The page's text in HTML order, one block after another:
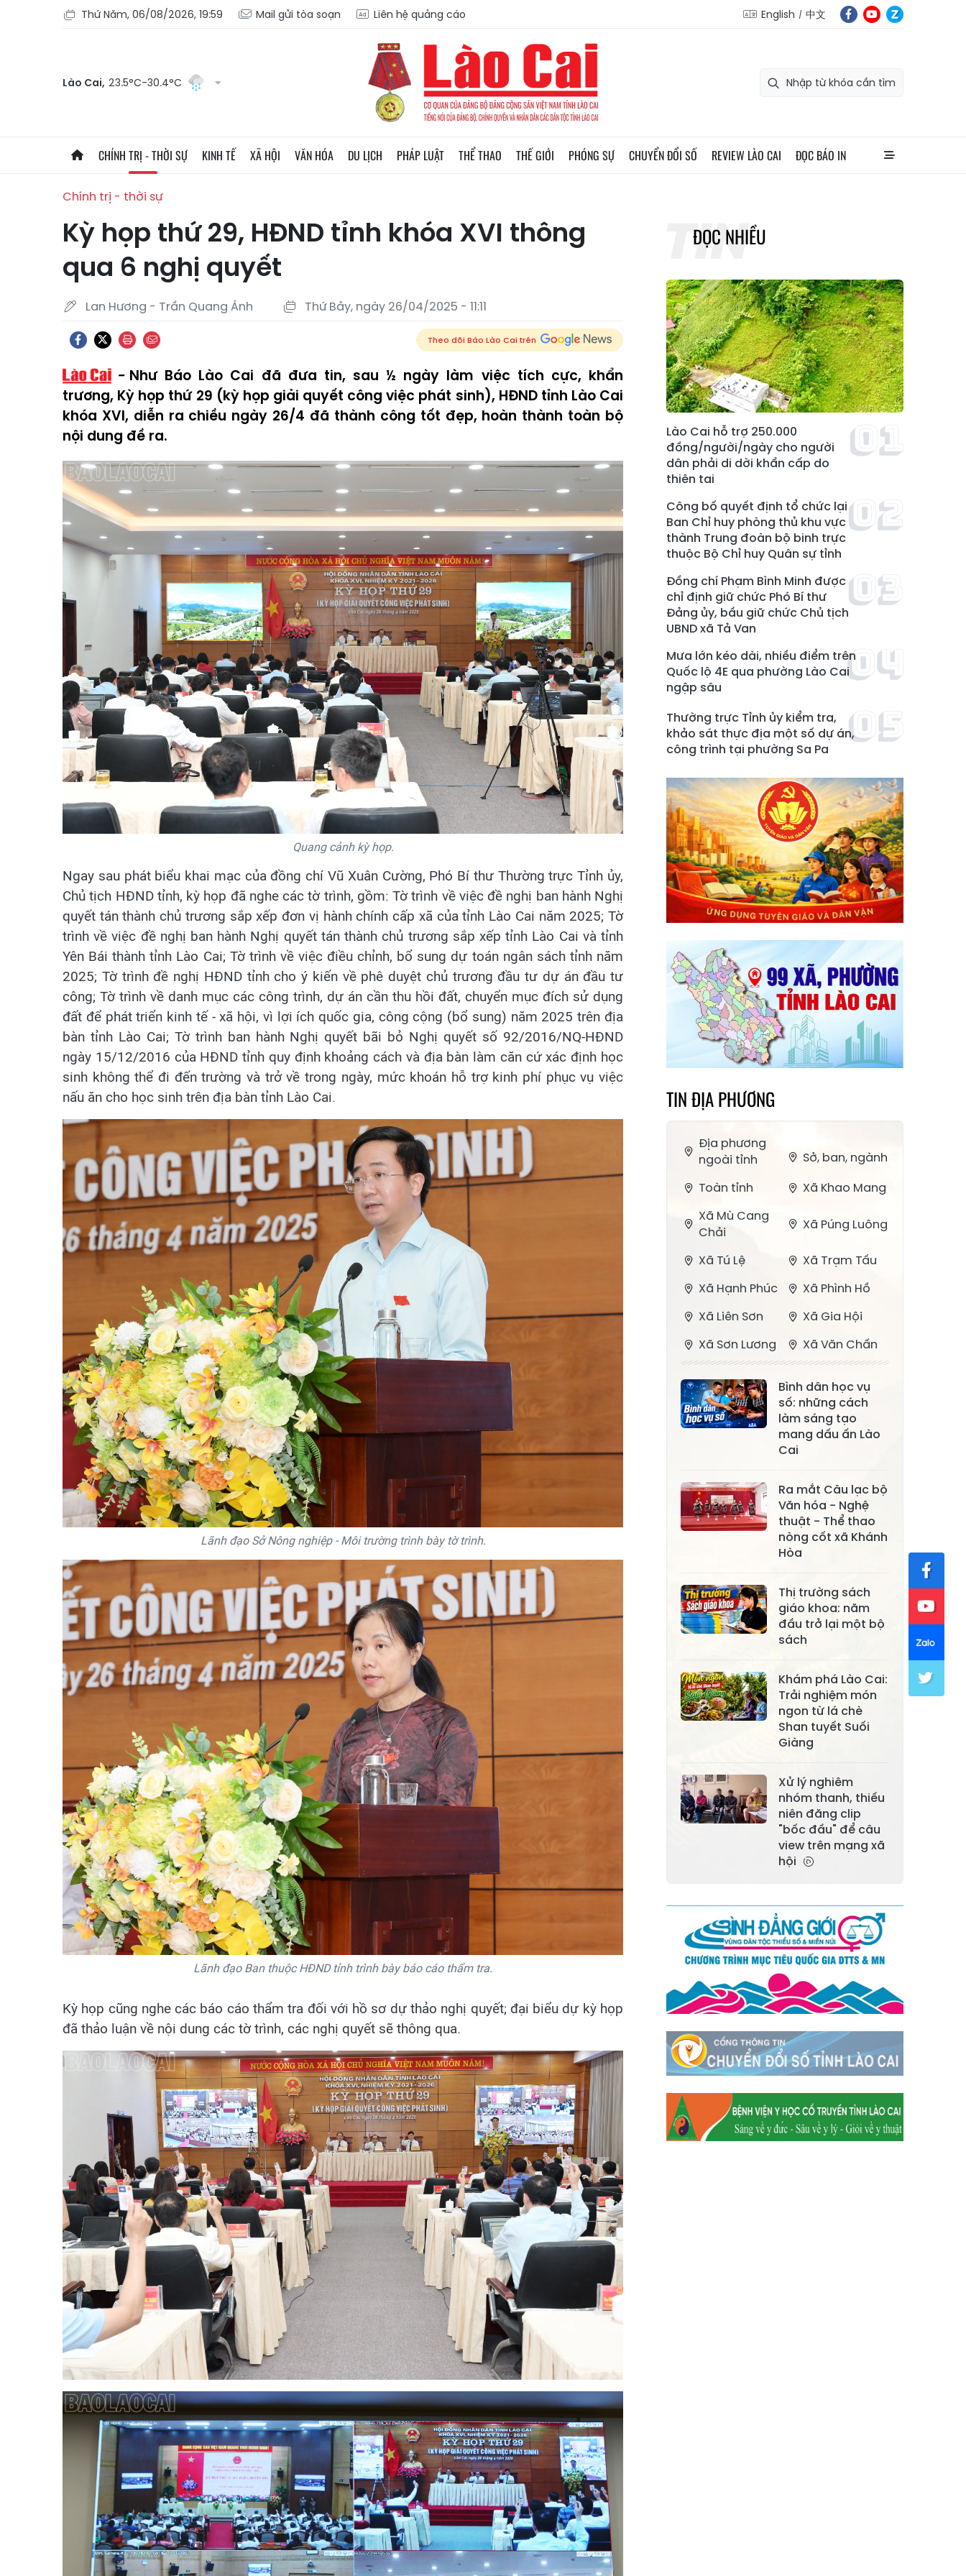
Thứ Năm, 06/08/2026, 19:59 Mail gửi tòa soạn Liên hệ quảng cáo English 中文
Lào Cai, 23.5°C-30.4°C
CHÍNH TRỊ - THỜI SỰ KINH TẾ XÃ HỘI VĂN HÓA DU LỊCH PHÁP LUẬT THỂ THAO THẾ GIỚI PHÓNG SỰ CHUYỂN ĐỔI SỐ REVIEW LÀO CAI ĐỌC BÁO IN
Chính trị - thời sự
Kỳ họp thứ 29, HĐND tỉnh khóa XVI thông
qua 6 nghị quyết
Lan Hương - Trần Quang Ánh Thứ Bảy, ngày 26/04/2025 - 11:11
Theo dõi Báo Lào Cai trên
Như Báo Lào Cai đã đưa tin, sau ½ ngày làm việc tích cực, khẩn
trương, Kỳ họp thứ 29 (kỳ họp giải quyết công việc phát sinh), HĐND tỉnh Lào Cai
khóa XVI, diễn ra chiều ngày 26/4 đã thành công tốt đẹp, hoàn thành toàn bộ
nội dung đề ra.
Quang cảnh kỳ họp.
Ngay sau phát biểu khai mạc của đồng chí Vũ Xuân Cường, Phó Bí thư Thường trực Tỉnh ủy,
Chủ tịch HĐND tỉnh, kỳ họp đã nghe các tờ trình, gồm: Tờ trình về việc đề nghị ban hành Nghị
quyết tán thành chủ trương sắp xếp đơn vị hành chính cấp xã của tỉnh Lào Cai năm 2025; Tờ
trình về việc đề nghị ban hành Nghị quyết tán thành chủ trương sắp xếp tỉnh Lào Cai và tỉnh
Yên Bái thành tỉnh Lào Cai; Tờ trình về việc điều chỉnh, bổ sung dự toán ngân sách tỉnh năm
2025; Tờ trình đề nghị HĐND tỉnh cho ý kiến về phê duyệt chủ trương đầu tư dự án đầu tư
công; Tờ trình về danh mục các công trình, dự án cần thu hồi đất, chuyển mục đích sử dụng
đất để phát triển kinh tế - xã hội, vì lợi ích quốc gia, công cộng (bổ sung) năm 2025 trên địa
bàn tỉnh Lào Cai; Tờ trình ban hành Nghị quyết bãi bỏ Nghị quyết số 92/2016/NQ-HĐND
ngày 15/12/2016 của HĐND tỉnh quy định khoảng cách và địa bàn làm căn cứ xác định học
sinh không thể đi đến trường và trở về trong ngày, mức khoán hỗ trợ kinh phí phục vụ việc
nấu ăn cho học sinh trên địa bàn tỉnh Lào Cai.
Lãnh đạo Sở Nông nghiệp - Môi trường trình bày tờ trình.
Lãnh đạo Ban thuộc HĐND tỉnh trình bày báo cáo thẩm tra.
Kỳ họp cũng nghe các báo cáo thẩm tra đối với hồ sơ dự thảo nghị quyết; đại biểu dự kỳ họp
đã thảo luận về nội dung các tờ trình, các nghị quyết sẽ thông qua.
ĐỌC NHIỀU
Lào Cai hỗ trợ 250.000
đồng/người/ngày cho người
dân phải di dời khẩn cấp do
thiên tai
Công bố quyết định tổ chức lại
Ban Chỉ huy phòng thủ khu vực
thành Trung đoàn bộ binh trực
thuộc Bộ Chỉ huy Quân sự tỉnh
Đồng chí Phạm Bình Minh được
chỉ định giữ chức Phó Bí thư
Đảng ủy, bầu giữ chức Chủ tịch
UBND xã Tả Van
Mưa lớn kéo dài, nhiều điểm trên
Quốc lộ 4E qua phường Lào Cai
ngập sâu
Thường trực Tỉnh ủy kiểm tra,
khảo sát thực địa một số dự án,
công trình tại phường Sa Pa
TIN ĐỊA PHƯƠNG
Địa phương
ngoài tỉnh
Sở, ban, ngành
Toàn tỉnh
Xã Khao Mang
Xã Mù Cang
Chải
Xã Púng Luông
Xã Tú Lệ
Xã Trạm Tấu
Xã Hạnh Phúc
Xã Phình Hồ
Xã Liên Sơn
Xã Gia Hội
Xã Sơn Lương
Xã Văn Chấn
Bằng La
Xã Chấn Thịnh
Xã Nghĩa Tâm
Xã Phong Dụ
Hạ
Xã Đông
Cuông
Xã Tân Hợp
Xã Mậu A Xã Xuân Ái
Xã Lục Yên
Xã Tân Lĩnh
Xã Khánh Hòa
Xã Phúc Lợi
Xã Yên Thành
Xã Thác Bà
Xã Yên Bình
Xã Bảo Ái
Xã Hưng
Xã Lương
Thịnh
Xã Việt Hồng
Xã Cốc San
Xã Hợp Thành
Xã Phong Hải
Quang
Xã Tằng Loỏng
Xã Gia Phú
Xã Mường
Hum
Xã Y Tý
Xã A Mú Sung
Xã Trịnh Tường
Xã Nậm Chày
Xã Bản Xèo
Xã Bát Xát
Xã Võ Lao
Xã Khánh Yên
Xã Văn Bàn
Xã Dương Quỳ
Bình dân học vụ
số: những cách
làm sáng tạo
mang dấu ấn Lào
Cai
Ra mắt Câu lạc bộ
Văn hóa - Nghệ
thuật - Thể thao
nòng cốt xã Khánh
Hòa
Thị trường sách
giáo khoa: năm
đầu trở lại một bộ
sách
Khám phá Lào Cai:
Trải nghiệm món
ngon từ lá chè
Shan tuyết Suối
Giàng
Xử lý nghiêm
nhóm thanh, thiếu
niên đăng clip
"bốc đầu" để câu
view trên mạng xã
hội